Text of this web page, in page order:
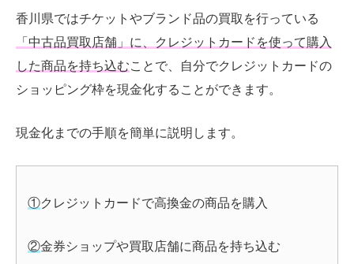
香川県ではチケットやブランド品の買取を行っている
「中古品買取店舗」に、クレジットカードを使って購入
した商品を持ち込むことで、自分でクレジットカードの
ショッピング枠を現金化することができます。
現金化までの手順を簡単に説明します。
①クレジットカードで高換金の商品を購入
②金券ショップや買取店舗に商品を持ち込む